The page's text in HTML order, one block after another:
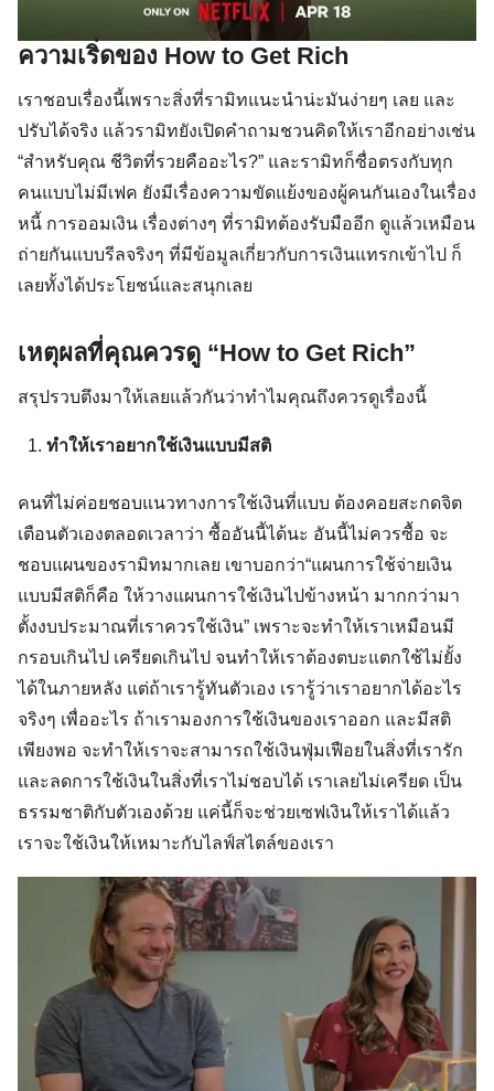
ความเริ่ดของ How to Get Rich
เราชอบเรื่องนี้เพราะสิ่งที่รามิทแนะนำน่ะมันง่ายๆ เลย และ
ปรับได้จริง แล้วรามิทยังเปิดคำถามชวนคิดให้เราอีกอย่างเช่น
“สำหรับคุณ ชีวิตที่รวยคืออะไร?” และรามิทก็ซื่อตรงกับทุก
คนแบบไม่มีเฟค ยังมีเรื่องความขัดแย้งของผู้คนกันเองในเรื่อง
หนี้ การออมเงิน เรื่องต่างๆ ที่รามิทต้องรับมืออีก ดูแล้วเหมือน
ถ่ายกันแบบรีลจริงๆ ที่มีข้อมูลเกี่ยวกับการเงินแทรกเข้าไป ก็
เลยทั้งได้ประโยชน์และสนุกเลย
เหตุผลที่คุณควรดู “How to Get Rich”
สรุปรวบตึงมาให้เลยแล้วกันว่าทำไมคุณถึงควรดูเรื่องนี้
ทำให้เราอยากใช้เงินแบบมีสติ
คนที่ไม่ค่อยชอบแนวทางการใช้เงินที่แบบ ต้องคอยสะกดจิต
เตือนตัวเองตลอดเวลาว่า ซื้ออันนี้ได้นะ อันนี้ไม่ควรซื้อ จะ
ชอบแผนของรามิทมากเลย เขาบอกว่า“แผนการใช้จ่ายเงิน
แบบมีสติก็คือ ให้วางแผนการใช้เงินไปข้างหน้า มากกว่ามา
ตั้งงบประมาณที่เราควรใช้เงิน” เพราะจะทำให้เราเหมือนมี
กรอบเกินไป เครียดเกินไป จนทำให้เราต้องตบะแตกใช้ไม่ยั้ง
ได้ในภายหลัง แต่ถ้าเรารู้ทันตัวเอง เรารู้ว่าเราอยากได้อะไร
จริงๆ เพื่ออะไร ถ้าเรามองการใช้เงินของเราออก และมีสติ
เพียงพอ จะทำให้เราจะสามารถใช้เงินฟุ่มเฟือยในสิ่งที่เรารัก
และลดการใช้เงินในสิ่งที่เราไม่ชอบได้ เราเลยไม่เครียด เป็น
ธรรมชาติกับตัวเองด้วย แค่นี้ก็จะช่วยเซฟเงินให้เราได้แล้ว
เราจะใช้เงินให้เหมาะกับไลฟ์สไตล์ของเรา